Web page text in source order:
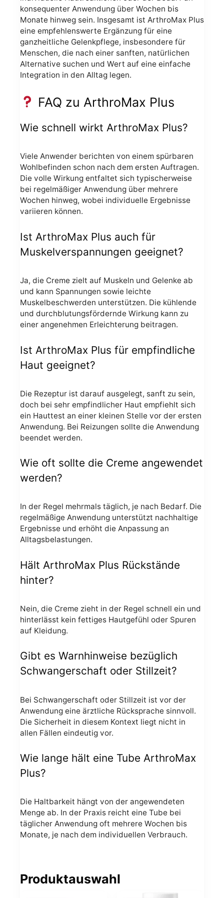
konsequenter Anwendung über Wochen bis
Monate hinweg sein. Insgesamt ist ArthroMax Plus
eine empfehlenswerte Ergänzung für eine
ganzheitliche Gelenkpflege, insbesondere für
Menschen, die nach einer sanften, natürlichen
Alternative suchen und Wert auf eine einfache
Integration in den Alltag legen.
FAQ zu ArthroMax Plus
Wie schnell wirkt ArthroMax Plus?
Viele Anwender berichten von einem spürbaren
Wohlbefinden schon nach dem ersten Auftragen.
Die volle Wirkung entfaltet sich typischerweise
bei regelmäßiger Anwendung über mehrere
Wochen hinweg, wobei individuelle Ergebnisse
variieren können.
Ist ArthroMax Plus auch für
Muskelverspannungen geeignet?
Ja, die Creme zielt auf Muskeln und Gelenke ab
und kann Spannungen sowie leichte
Muskelbeschwerden unterstützen. Die kühlende
und durchblutungsfördernde Wirkung kann zu
einer angenehmen Erleichterung beitragen.
Ist ArthroMax Plus für empfindliche
Haut geeignet?
Die Rezeptur ist darauf ausgelegt, sanft zu sein,
doch bei sehr empfindlicher Haut empfiehlt sich
ein Hauttest an einer kleinen Stelle vor der ersten
Anwendung. Bei Reizungen sollte die Anwendung
beendet werden.
Wie oft sollte die Creme angewendet
werden?
In der Regel mehrmals täglich, je nach Bedarf. Die
regelmäßige Anwendung unterstützt nachhaltige
Ergebnisse und erhöht die Anpassung an
Alltagsbelastungen.
Hält ArthroMax Plus Rückstände
hinter?
Nein, die Creme zieht in der Regel schnell ein und
hinterlässt kein fettiges Hautgefühl oder Spuren
auf Kleidung.
Gibt es Warnhinweise bezüglich
Schwangerschaft oder Stillzeit?
Bei Schwangerschaft oder Stillzeit ist vor der
Anwendung eine ärztliche Rücksprache sinnvoll.
Die Sicherheit in diesem Kontext liegt nicht in
allen Fällen eindeutig vor.
Wie lange hält eine Tube ArthroMax
Plus?
Die Haltbarkeit hängt von der angewendeten
Menge ab. In der Praxis reicht eine Tube bei
täglicher Anwendung oft mehrere Wochen bis
Monate, je nach dem individuellen Verbrauch.
Produktauswahl